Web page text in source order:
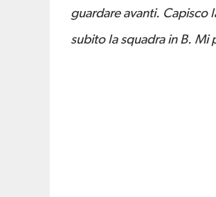
guardare avanti.
subito la squadra in B. Mi